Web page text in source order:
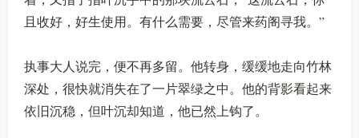
且收好，好生使用。有什么需要，尽管来药阁寻我。”
执事大人说完，便不再多留。他转身，缓缓地走向竹林
深处，很快就消失在了一片翠绿之中。他的背影看起来
依旧沉稳，但叶沉却知道，他已然上钩了。